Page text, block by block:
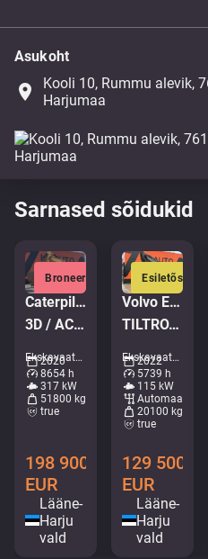
Asukoht
place
Kooli 10, Rummu alevik,
Harjumaa
Sarnased sõidukid
Broneeritud
Caterpillar 352
3D / AC / CENTRAL LUBRICATION
Ekskavaatorid - Roomikekskavaator • M177-2087
2020
8654 h
317 kW
51800 kg
true
198 900
EUR
Lääne-
Harju
vald
Esiletõstetud
Volvo EWR 170 E
TILTROTATOR / AC / CENTRAL LUBRICATION
Ekskavaatorid - Ratasekskavaator • M727-9473
2022
5739 h
115 kW
Automaat
20100 kg
true
129 500
EUR
Lääne-
Harju
vald